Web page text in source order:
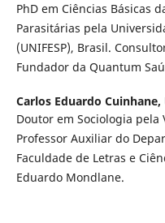
PhD em Ciências Básicas
Parasitárias pela
(UNIFESP), Brasil.
Fundador da Quantum
Carlos Eduardo Cuinhane,
Doutor em Sociologia
Professor Auxiliar do
Faculdade de Letras e
Eduardo Mondlane.